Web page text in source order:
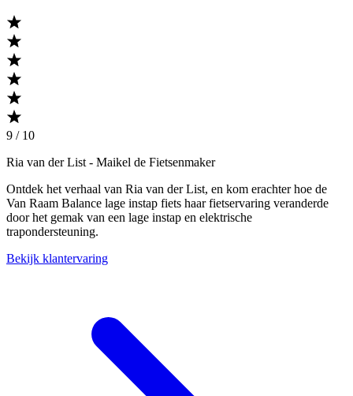
9 / 10
Ria van der List - Maikel de Fietsenmaker
Ontdek het verhaal van Ria van der List, en kom erachter hoe de
Van Raam Balance lage instap fiets haar fietservaring veranderde
door het gemak van een lage instap en elektrische
trapondersteuning.
Bekijk klantervaring